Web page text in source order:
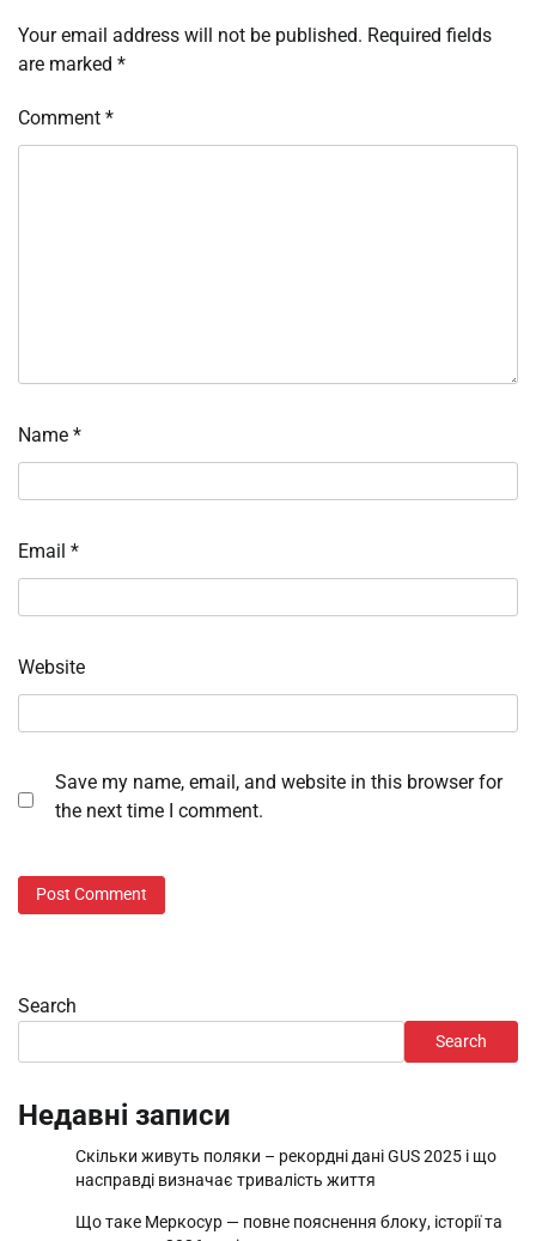
Your email address will not be published. Required fields
are marked *
Comment *
Name *
Email *
Website
Save my name, email, and website in this browser for
the next time I comment.
Search
Search
Недавні записи
Скільки живуть поляки – рекордні дані GUS 2025 і що
насправді визначає тривалість життя
Що таке Меркосур — повне пояснення блоку, історії та